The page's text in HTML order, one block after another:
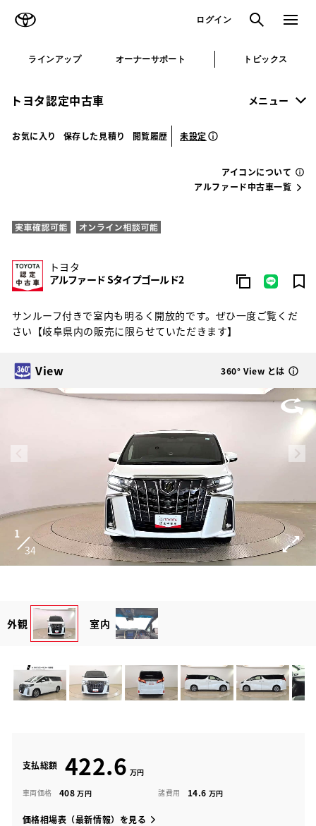
ログイン 検索 メニュ
ラインアップ オーナーサポート トピックス
トヨタ認定中古車 メニュー
お気に入り 保存した見積り 閲覧履歴 未設定
アイコンについて
アルファード中古車一覧
トヨタ
アルファード Sタイプゴールド2
サンルーフ付きで室内も明るく開放的です。ぜひ一度ご覧くだ
さい【岐阜県内の販売に限らせていただきます】
View 360° View とは
1
34
外観 室内
支払総額 422.6
車両価格 408 諸費用 14.6
価格相場表（最新情報）を見る